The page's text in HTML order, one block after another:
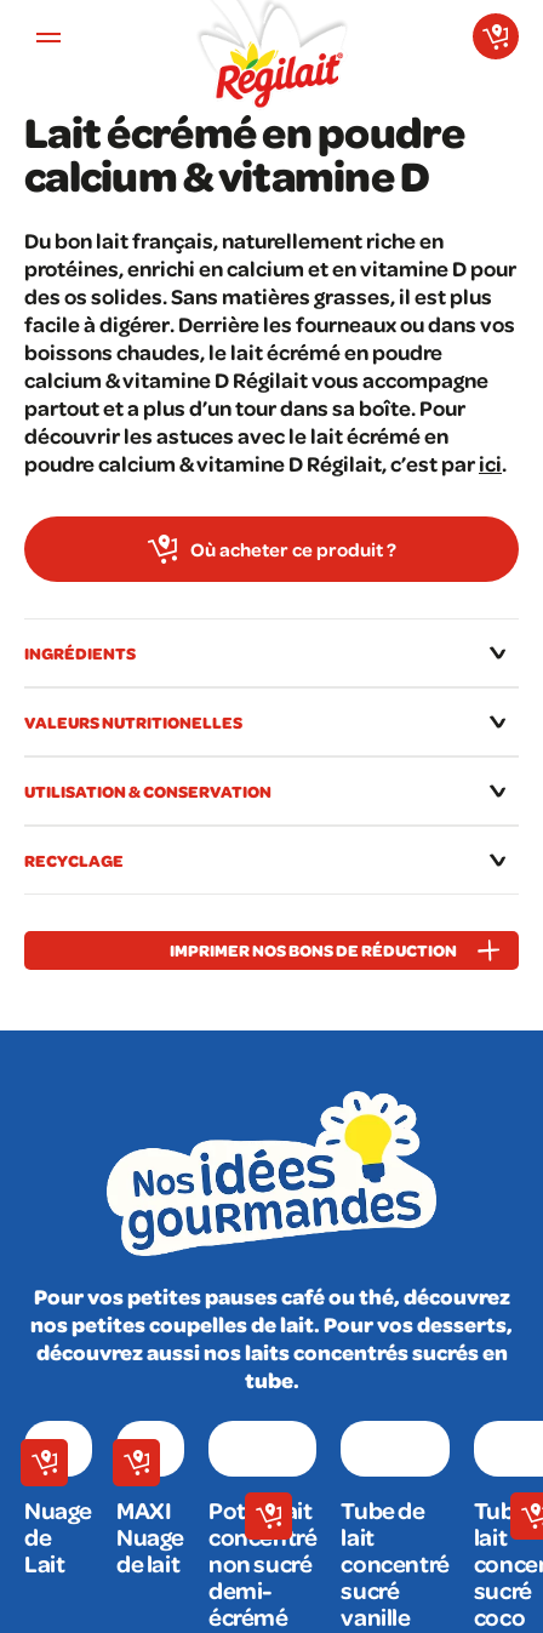
Lait écrémé en poudre
calcium & vitamine D
Du bon lait français, naturellement riche en
protéines, enrichi en calcium et en vitamine D pour
des os solides. Sans matières grasses, il est plus
facile à digérer. Derrière les fourneaux ou dans vos
boissons chaudes, le lait écrémé en poudre
calcium & vitamine D Régilait vous accompagne
partout et a plus d’un tour dans sa boîte. Pour
découvrir les astuces avec le lait écrémé en
poudre calcium & vitamine D Régilait, c’est parici.
Où acheter ce produit ?
INGRÉDIENTS
VALEURS NUTRITIONELLES
UTILISATION & CONSERVATION
RECYCLAGE
IMPRIMER NOS BONS DE RÉDUCTION
Pour vos petites pauses café ou thé, découvrez
nos petites coupelles de lait. Pour vos desserts,
découvrez aussi nos laits concentrés sucrés en
tube.
Nuage
de
Lait
MAXI
Nuage
de lait
Pot de lait
concentré
non sucré
demi-
écrémé
Tube de
lait
concentré
sucré
vanille
Tube
lait
sucré
coco